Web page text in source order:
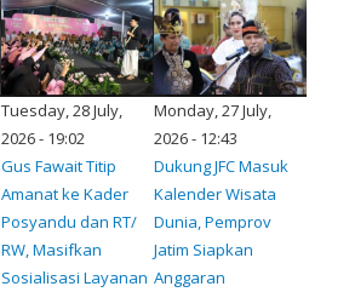
Tuesday, 28 July,
2026 - 19:02
Gus Fawait Titip
Amanat ke Kader
Posyandu dan RT/
RW, Masifkan
Sosialisasi Layanan
Monday, 27 July,
2026 - 12:43
Dukung JFC Masuk
Kalender Wisata
Dunia, Pemprov
Jatim Siapkan
Anggaran